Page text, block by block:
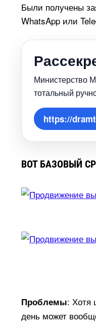
Были получены
WhatsApp или
Министерство
тотальный
https://
ОТ БАЗОВЫЙ
Проблемы: Хотя
день может